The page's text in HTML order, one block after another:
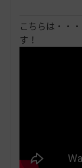
こちらは・・・
す！